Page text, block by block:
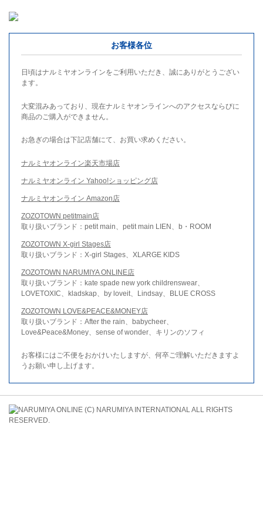
お客様各位
日頃はナルミヤオンラインをご利用いただき、誠にありがとうござい
ます。
大変混みあっており、現在ナルミヤオンラインへのアクセスならびに
商品のご購入ができません。
お急ぎの場合は下記店舗にて、お買い求めください。
ナルミヤオンライン楽天市場店
ナルミヤオンライン Yahoo!ショッピング店
ナルミヤオンライン Amazon店
ZOZOTOWN petitmain店
取り扱いブランド：petit main、petit main LIEN、b・ROOM
ZOZOTOWN X-girl Stages店
取り扱いブランド：X-girl Stages、XLARGE KIDS
ZOZOTOWN NARUMIYA ONLINE店
取り扱いブランド：kate spade new york childrenswear、
LOVETOXIC、kladskap、by loveit、Lindsay、BLUE CROSS
ZOZOTOWN LOVE&PEACE&MONEY店
取り扱いブランド：After the rain、babycheer、
Love&Peace&Money、sense of wonder、キリンのソフィ
お客様にはご不便をおかけいたしますが、何卒ご理解いただきますよ
うお願い申し上げます。